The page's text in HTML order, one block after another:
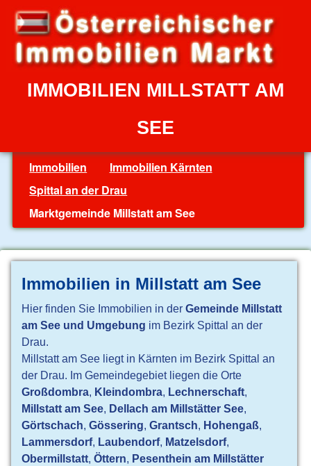
IMMOBILIEN MILLSTATT AM
SEE
Immobilien
Immobilien Kärnten
Spittal an der Drau
Marktgemeinde Millstatt am See
Immobilien in Millstatt am See
Hier finden Sie Immobilien in derGemeinde Millstatt
am See und Umgebung im Bezirk Spittal an der
Drau.
Millstatt am See liegt in Kärnten im Bezirk Spittal an
der Drau. Im Gemeindegebiet liegen die Orte
Großdombra, Kleindombra, Lechnerschaft,
Millstatt am See, Dellach am Millstätter See,
Görtschach,Gössering,Grantsch, Hohengaß,
Lammersdorf, Laubendorf, Matzelsdorf,
Obermillstatt,Öttern, Pesenthein am Millstätter